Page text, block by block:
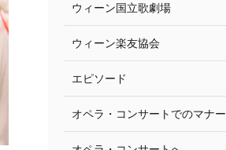
ウィーン国立歌劇場
ウィーン楽友協会
エピソード
オペラ・コンサートでのマナー